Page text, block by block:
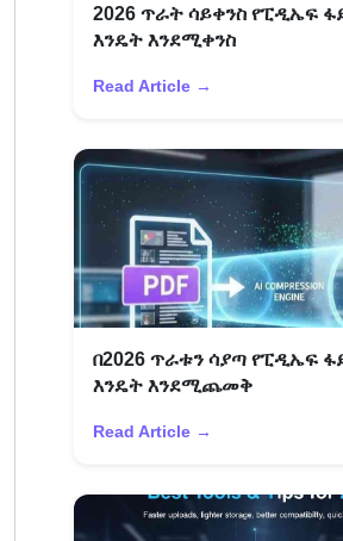
2026 ጥራት ሳይቀንስ የፒዲኤፍ
እንዴት እንደሚቀንስ
Read Article →
በ2026 ጥራቱን ሳያጣ የፒዲኤፍ
እንዴት እንደሚጨመቅ
Read Article →